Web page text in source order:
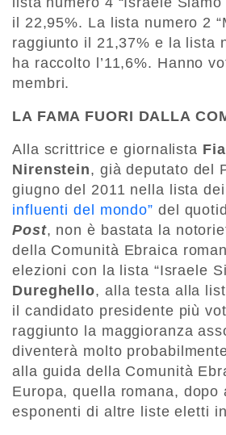
il 22,95%. La lista numero 2
raggiunto il 21,37% e la lista
ha raccolto l’11,6%. Hanno
membri.
LA FAMA FUORI DALLA
Alla scrittrice e giornalista
Nirenstein, già deputato del
giugno del 2011 nella lista dei
influenti del mondo” del
Post, non è bastata la
della Comunità Ebraica
elezioni con la lista “Israele
Dureghello, alla testa alla
il candidato presidente più
raggiunto la maggioranza
diventerà molto
alla guida della Comunità
Europa, quella romana, dopo
esponenti di altre liste eletti